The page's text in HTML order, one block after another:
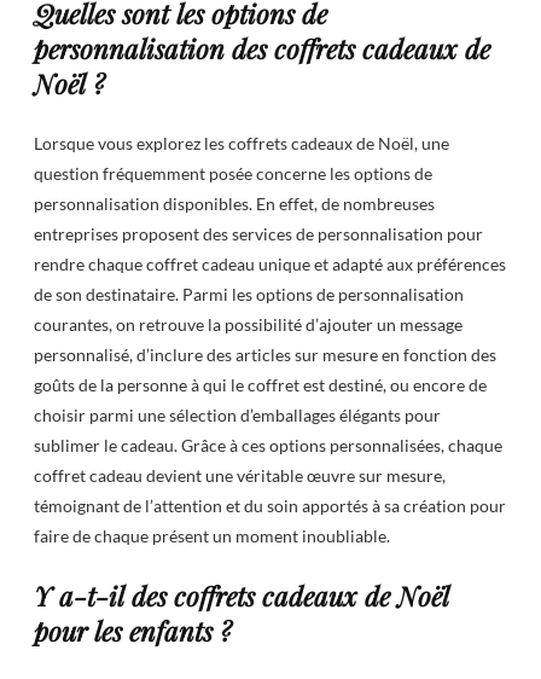
Quelles sont les options de
personnalisation des coffrets cadeaux de
Noël ?
Lorsque vous explorez les coffrets cadeaux de Noël, une
question fréquemment posée concerne les options de
personnalisation disponibles. En effet, de nombreuses
entreprises proposent des services de personnalisation pour
rendre chaque coffret cadeau unique et adapté aux préférences
de son destinataire. Parmi les options de personnalisation
courantes, on retrouve la possibilité d’ajouter un message
personnalisé, d’inclure des articles sur mesure en fonction des
goûts de la personne à qui le coffret est destiné, ou encore de
choisir parmi une sélection d’emballages élégants pour
sublimer le cadeau. Grâce à ces options personnalisées, chaque
coffret cadeau devient une véritable œuvre sur mesure,
témoignant de l’attention et du soin apportés à sa création pour
faire de chaque présent un moment inoubliable.
Y a-t-il des coffrets cadeaux de Noël
pour les enfants ?